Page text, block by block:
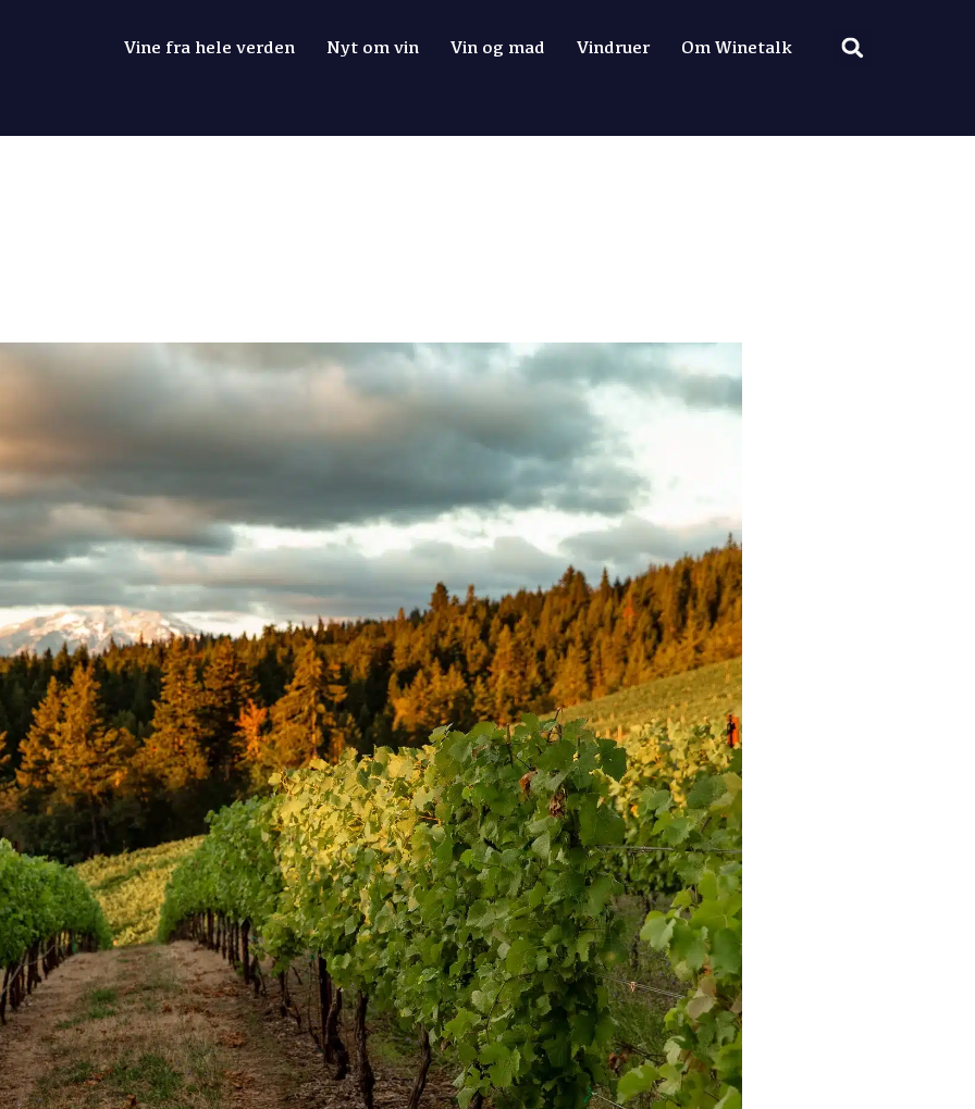
Vine fra hele verden Nyt om vin Vin og mad Vindruer Om Winetalk